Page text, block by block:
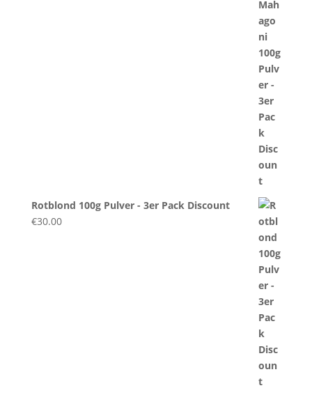
Rotblond 100g Pulver - 3er Pack Discount
€30.00